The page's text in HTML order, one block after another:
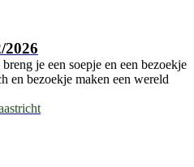
2026
je een soepje en een bezoekje
en bezoekje maken een wereld